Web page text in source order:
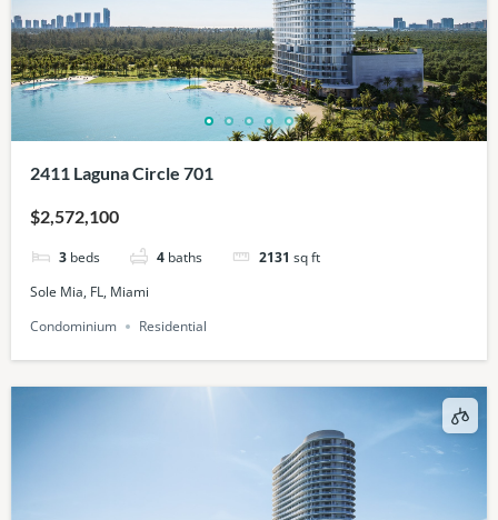
2411 Laguna Circle 701
$2,572,100
3 beds 4 baths 2131 sq ft
Sole Mia, FL, Miami
Condominium
Residential